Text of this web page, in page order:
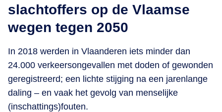
slachtoffers op de Vlaamse
wegen tegen 2050
In 2018 werden in Vlaanderen iets minder dan
24.000 verkeersongevallen met doden of gewonden
geregistreerd; een lichte stijging na een jarenlange
daling – en vaak het gevolg van menselijke
(inschattings)fouten.